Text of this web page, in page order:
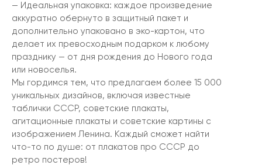
— Идеальная упаковка: каждое произведение
аккуратно обернуто в защитный пакет и
дополнительно упаковано в эко-картон, что
делает их превосходным подарком к любому
празднику — от дня рождения до Нового года
или новоселья.
Мы гордимся тем, что предлагаем более 15 000
уникальных дизайнов, включая известные
таблички СССР, советские плакаты,
агитационные плакаты и советские картины с
изображением Ленина. Каждый сможет найти
что-то по душе: от плакатов про СССР до
ретро постеров!